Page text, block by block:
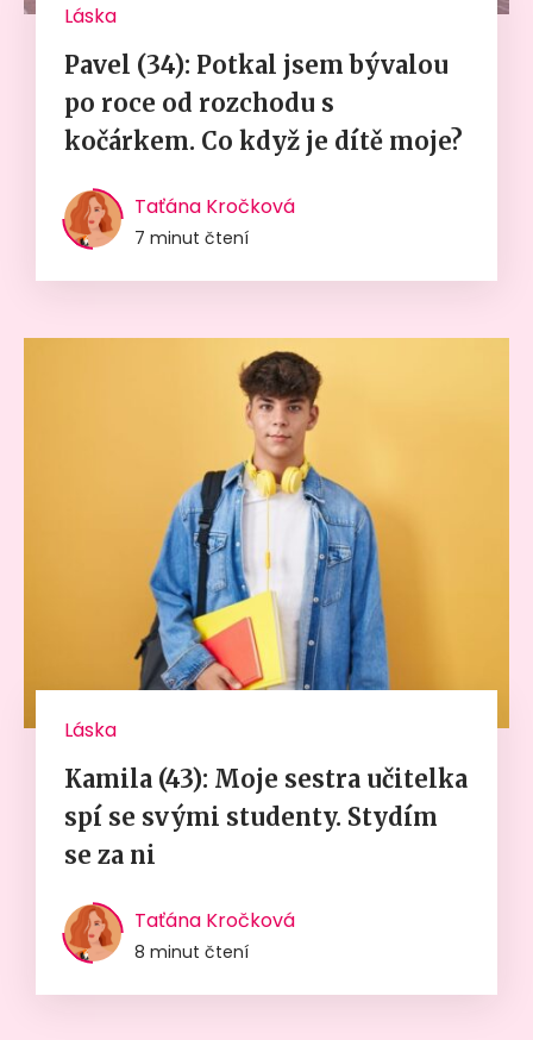
Láska
Pavel (34): Potkal jsem bývalou
po roce od rozchodu s
kočárkem. Co když je dítě moje?
Taťána Kročková
7 minut čtení
Láska
Kamila (43): Moje sestra učitelka
spí se svými studenty. Stydím
se za ni
Taťána Kročková
8 minut čtení